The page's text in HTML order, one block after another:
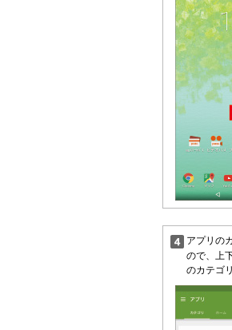
アプリの
ので、上
のカテゴ